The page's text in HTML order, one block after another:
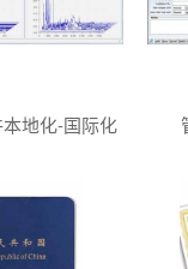
地化-国际化